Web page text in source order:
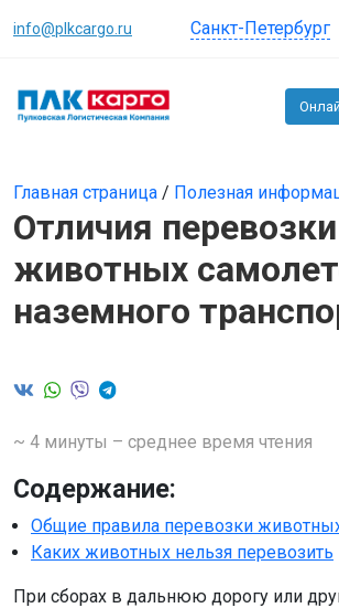
info@plkcargo.ru Санкт-Петербург
Главная страница / Полезная
Отличия перевозки
животных
наземного
~ 4 минуты – среднее время чтения
Содержание:
Общие правила перевозки
Каких животных нельзя перевозить
При сборах в дальнюю дорогу или